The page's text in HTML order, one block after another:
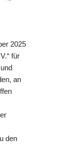
2025
für
an
den